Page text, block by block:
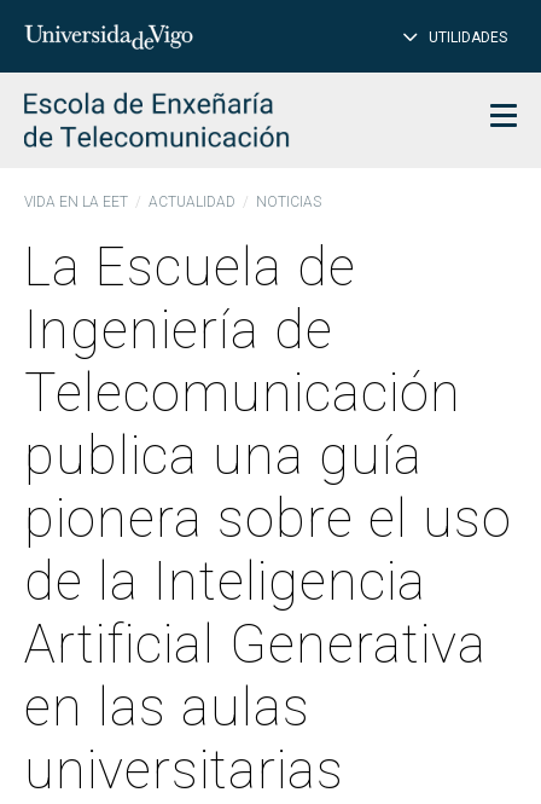
Insertar
para
buscar
UTILIDADES
VIDA EN LA EET ACTUALIDAD NOTICIAS
La Escuela de
Ingeniería de
Telecomunicación
publica una guía
pionera sobre el uso
de la Inteligencia
Artificial Generativa
en las aulas
universitarias